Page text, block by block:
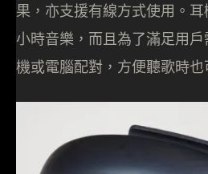
果，亦支援有線方式使用。
小時音樂，而且為了滿足用
機或電腦配對，方便聽歌時也